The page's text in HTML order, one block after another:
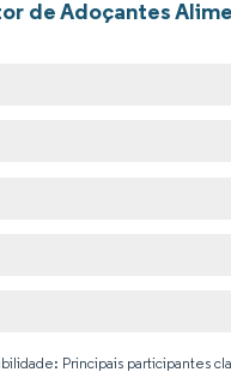
de Adoçantes
Principais participantes